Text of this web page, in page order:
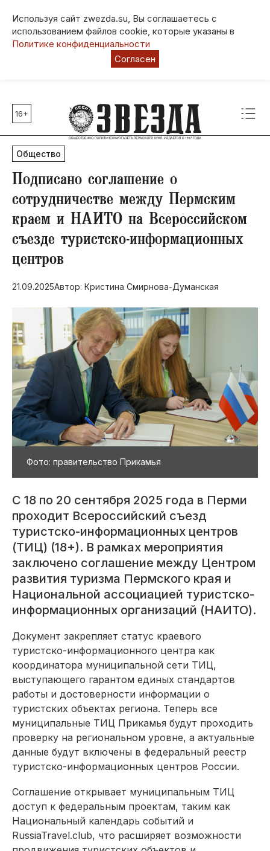
Используя сайт zwezda.su, Вы соглашаетесь с
использованием файлов cookie, которые указаны в
Политике конфиденциальности
Согласен
Главные темы
80 лет Победы
Молодежная столица РФ
СВО
Социальная поддержка
Инфраструктура
Благоустройство
16+
Общество
Подписано соглашение о
сотрудничестве между Пермским
краем и НАИТО на Всероссийском
съезде туристско-информационных
центров
21.09.2025Автор: Кристина Смирнова-Думанская
Фото: правительство Прикамья
С 18 по 20 сентября 2025 года в Перми
проходит Всероссийский съезд
туристско-информационных центров
(ТИЦ) (18+). В рамках мероприятия
заключено соглашение между Центром
развития туризма Пермского края и
Национальной ассоциацией туристско-
информационных организаций (НАИТО).
Документ закрепляет статус краевого
туристско-информационного центра как
координатора муниципальной сети ТИЦ,
выступающего гарантом единых стандартов
работы и достоверности информации о
туристских объектах региона. Теперь все
муниципальные ТИЦ Прикамья будут проходить
проверку на региональном уровне, а актуальные
данные будут включены в федеральный реестр
туристско-информационных центров России.
Соглашение открывает муниципальным ТИЦ
доступ к федеральным проектам, таким как
Национальный календарь событий и
RussiaTravel.club, что расширяет возможности